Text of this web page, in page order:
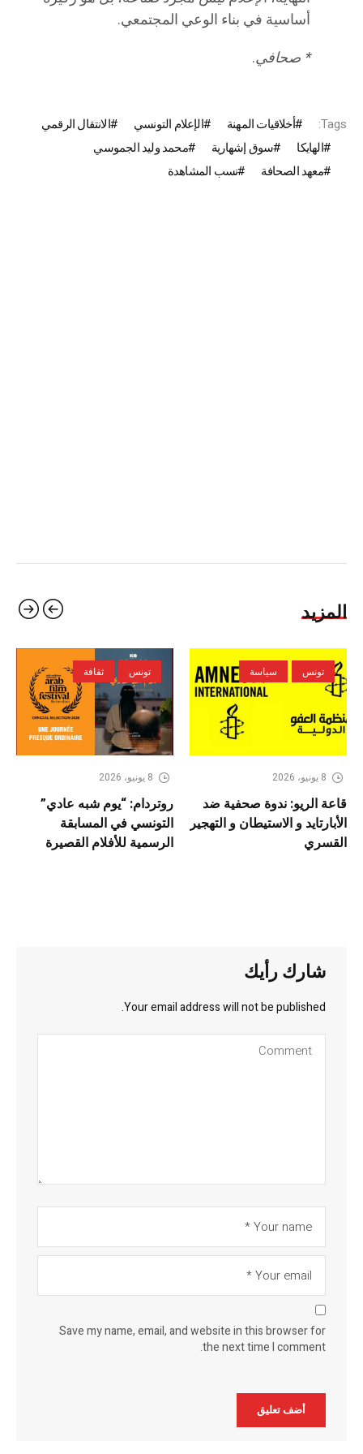
أساسية في بناء الوعي المجتمعي.
* صحافي.
Tags: أخلاقيات المهنة الإعلام التونسي
الانتقال الرقمي
الهايكا
سوق إشهارية
محمد وليد الجموسي
معهد الصحافة
نسب المشاهدة
المزيد
تونس سياسة
8 يونيو، 2026
قاعة الريو: ندوة صحفية ضد
الأبارتايد و الاستيطان و التهجير
القسري
تونس ثقافة
8 يونيو، 2026
روتردام: “يوم شبه عادي”
التونسي في المسابقة
الرسمية للأفلام القصيرة
شارك رأيك
Your email address will not be published.
Save my name, email, and website in this browser for
the next time I comment.